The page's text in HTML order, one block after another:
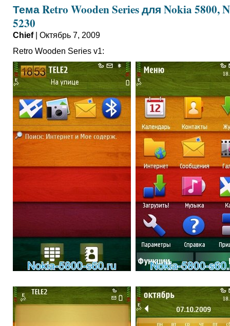
Тема Retro Wooden Series для Nokia 5800,
5230
Chief| Октябрь 7, 2009
Retro Wooden Series v1: